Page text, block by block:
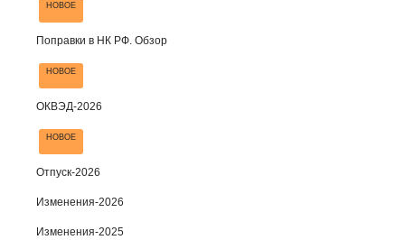
НОВОЕ
Поправки в НК РФ. Обзор
НОВОЕ
ОКВЭД-2026
НОВОЕ
Отпуск-2026
Изменения-2026
Изменения-2025